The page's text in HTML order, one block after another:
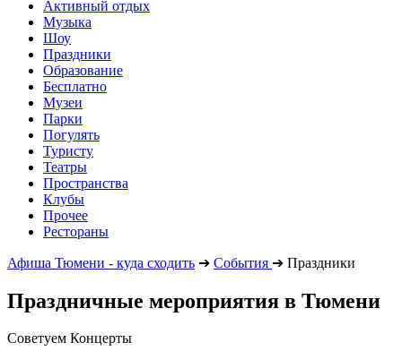
Активный отдых
Музыка
Шоу
Праздники
Образование
Бесплатно
Музеи
Парки
Погулять
Туристу
Театры
Пространства
Клубы
Прочее
Рестораны
Афиша Тюмени - куда сходить ➔ События ➔ Праздники
Праздничные мероприятия в Тюмени
Советуем Концерты